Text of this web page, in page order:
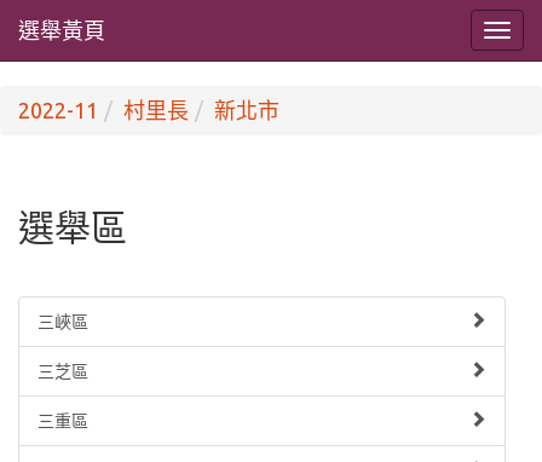
選舉黃頁
2022-11 村里長 新北市
選舉區
三峽區
三芝區
三重區